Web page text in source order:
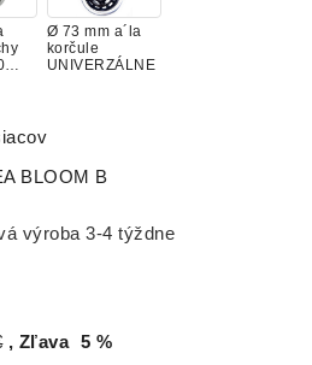
Ø 73 mm a´la
korčule
UNIVERZÁLNE
BLOOM B
výroba 3-4 týždne
Zľava 5 %